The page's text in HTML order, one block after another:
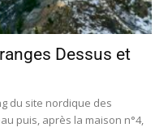
Dessus et
du site nordique des
puis, après la maison n°4,